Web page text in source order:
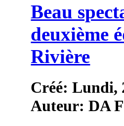
Beau
deuxième
Rivière
Créé: Lundi,
Auteur: DA